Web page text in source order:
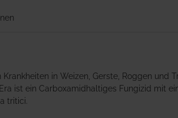
in Weizen, Gerste, Roggen und
ist ein Carboxamidhaltiges Fungizid mit
tritici.